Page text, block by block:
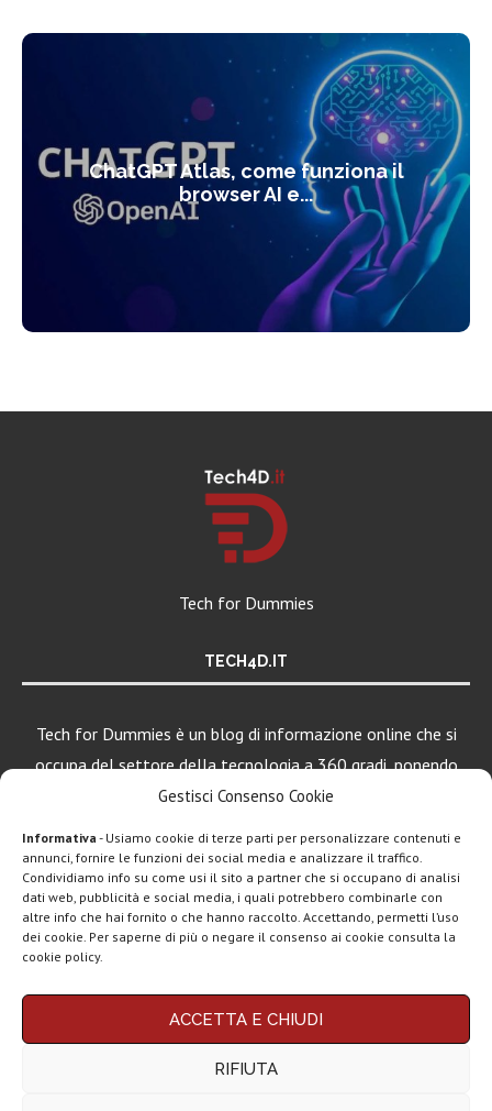
Gestisci Consenso Cookie
Informativa - Usiamo cookie di terze parti per personalizzare contenuti e
annunci, fornire le funzioni dei social media e analizzare il traffico.
Condividiamo info su come usi il sito a partner che si occupano di analisi
dati web, pubblicità e social media, i quali potrebbero combinarle con
altre info che hai fornito o che hanno raccolto. Accettando, permetti l’uso
dei cookie. Per saperne di più o negare il consenso ai cookie consulta la
cookie policy.
ACCETTA E CHIUDI
RIFIUTA
ChatGPT Atlas, come funziona il
browser AI e...
Tech for Dummies
TECH4D.IT
Tech for Dummies è un blog di informazione online che si
occupa del settore della tecnologia a 360 gradi, ponendo
una particolare attenzione al mondo Android, Apple e
Chi siamo Contatti Disclaimer Privacy policy
Questo blog non rappresenta una testata giornalistica in quanto viene aggiornato
LEGGI ANCHE
Motorola rinnova
per intenditori...